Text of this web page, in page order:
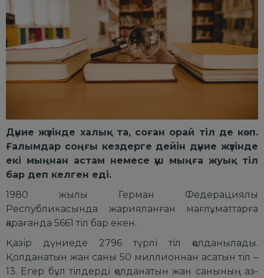
Дүние жүзінде халық та, соған орай тіл де көп.
Ғалымдар соңғы кездерге дейін дүние жүзінде
екі мыңнан астам немесе үш мыңға жуық тіл
бар деп келген еді.
1980 жылы Герман Федерациялық
Республикасында жарияланған мағлұматтарға
қарағанда 5661 тіл бар екен.
Қазір дүниеде 2796 түрлі тіл қолданылады.
Қолданатын жан саны 50 миллионнан асатын тіл –
13. Егер бұл тілдерді қолданатын жан санының аз-